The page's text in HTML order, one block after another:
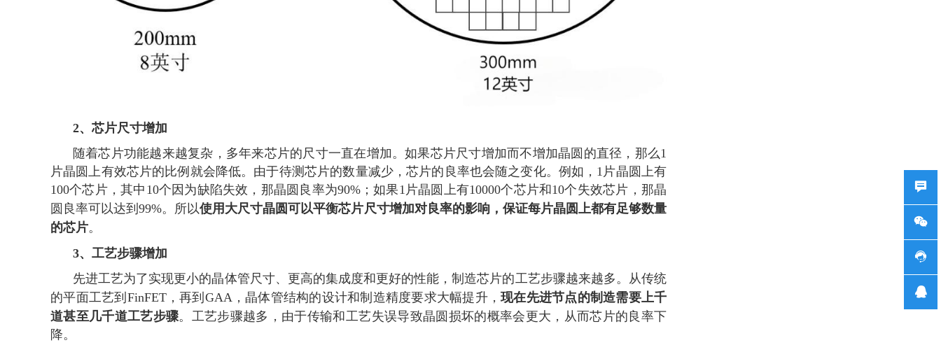
2、 芯片尺寸增加
随着芯片功能越来越复杂，多年来芯片的尺寸一直在增加。如果芯片尺寸增加而不增加晶圆的直径，那么1
片晶圆上有效芯片的比例就会降低。由于待测芯片的数量减少，芯片的良率也会随之变化。例如，1片晶圆上有
100个芯片，其中10个因为缺陷失效，那晶圆良率为90%；如果1片晶圆上有10000个芯片和10个失效芯片，那晶
圆良率可以达到99%。所以使用大尺寸晶圆可以平衡芯片尺寸增加对良率的影响，保证每片晶圆上都有足够数量
的芯片。
3、 工艺步骤增加
先进工艺为了实现更小的晶体管尺寸、更高的集成度和更好的性能，制造芯片的工艺步骤越来越多。从传统
的平面工艺到FinFET，再到GAA，晶体管结构的设计和制造精度要求大幅提升， 现在先进节点的制造需要上千
道甚至几千道工艺步骤。工艺步骤越多，由于传输和工艺失误导致晶圆损坏的概率会更大，从而芯片的良率下
降。